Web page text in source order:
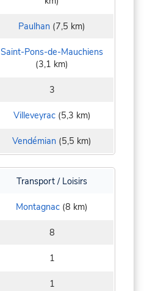
Paulhan (7,5 km)
Saint-Pons-de-Mauchiens
(3,1 km)
3
Villeveyrac(5,3 km)
Vendémian (5,5 km)
Transport / Loisirs
Montagnac (8 km)
8
1
1